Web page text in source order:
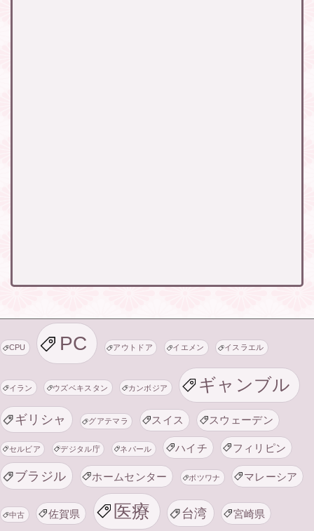
CPU PC アウトドア イエメン イスラエル
イラン ウズベキスタン カンボジア ギャンブル
ギリシャ グアテマラ スイス スウェーデン
セルビア デジタル庁 ネパール ハイチ フィリピン
ブラジル ホームセンター ボツワナ マレーシア
中古 佐賀県 医療 台湾 宮崎県